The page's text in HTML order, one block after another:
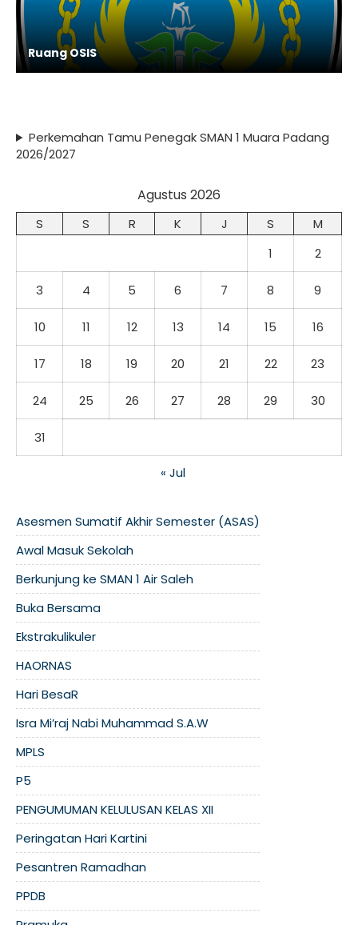
Ruang OSIS
Perkemahan Tamu Penegak SMAN 1 Muara Padang
2026/2027
Agustus 2026
S S R K J S
M
1
2
3 4 5 6 7 8 9
10 11 12 13 14 15 16
17 18 19 20 21 22 23
24 25 26 27 28 29 30
31
« Jul
Asesmen Sumatif Akhir Semester (ASAS)
Awal Masuk Sekolah
Berkunjung ke SMAN 1 Air Saleh
Buka Bersama
Ekstrakulikuler
HAORNAS
Hari BesaR
Isra Mi’raj Nabi Muhammad S.A.W
MPLS
P5
PENGUMUMAN KELULUSAN KELAS XII
Peringatan Hari Kartini
Pesantren Ramadhan
PPDB